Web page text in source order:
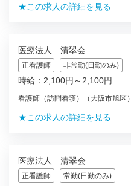
★この求人の詳細を見る
医療法人 清翠会
正看護師 非常勤(日勤のみ)
時給：2,100円～2,100円
看護師（訪問看護）（大阪市旭区）
★この求人の詳細を見る
医療法人 清翠会
正看護師 常勤(日勤のみ)